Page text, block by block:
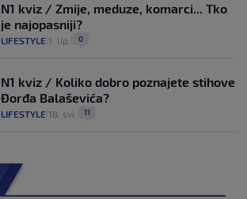
N1 kviz / Zmije, meduze, komarci... Tko
je najopasniji?
LIFESTYLE 1. lip. 0
N1 kviz / Koliko dobro poznajete stihove
Đorđa Balaševića?
LIFESTYLE 18. svi. 11